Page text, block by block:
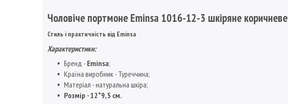
Чоловіче портмоне Eminsa 1016-12-3 шкіряне коричневе
Стиль і практичність від Eminsa
Характеристики:
Бренд - Eminsa;
Країна виробник - Туреччина;
Матеріал - натуральна шкіра;
Розмір - 12*9,5 см.